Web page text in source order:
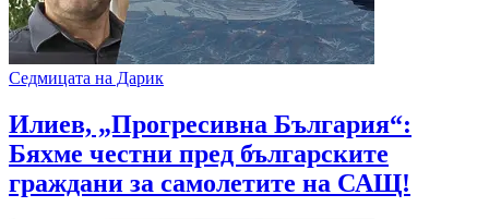
Седмицата на Дарик
Илиев, „Прогресивна България“:
Бяхме честни пред българските
граждани за самолетите на САЩ!